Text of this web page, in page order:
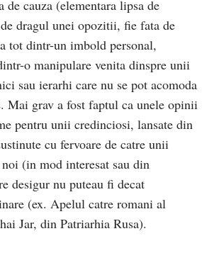
de cauza (elementara lipsa de
dragul unei opozitii, fie fata de
tot dintr-un imbold personal,
o manipulare venita dinspre unii
sau ierarhi care nu se pot acomoda
Mai grav a fost faptul ca unele opinii
pentru unii credinciosi, lansate din
cu fervoare de catre unii
(in mod interesat sau din
desigur nu puteau fi decat
(ex. Apelul catre romani al
Jar, din Patriarhia Rusa).